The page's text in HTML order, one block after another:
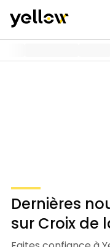
Dernières
sur Croix de